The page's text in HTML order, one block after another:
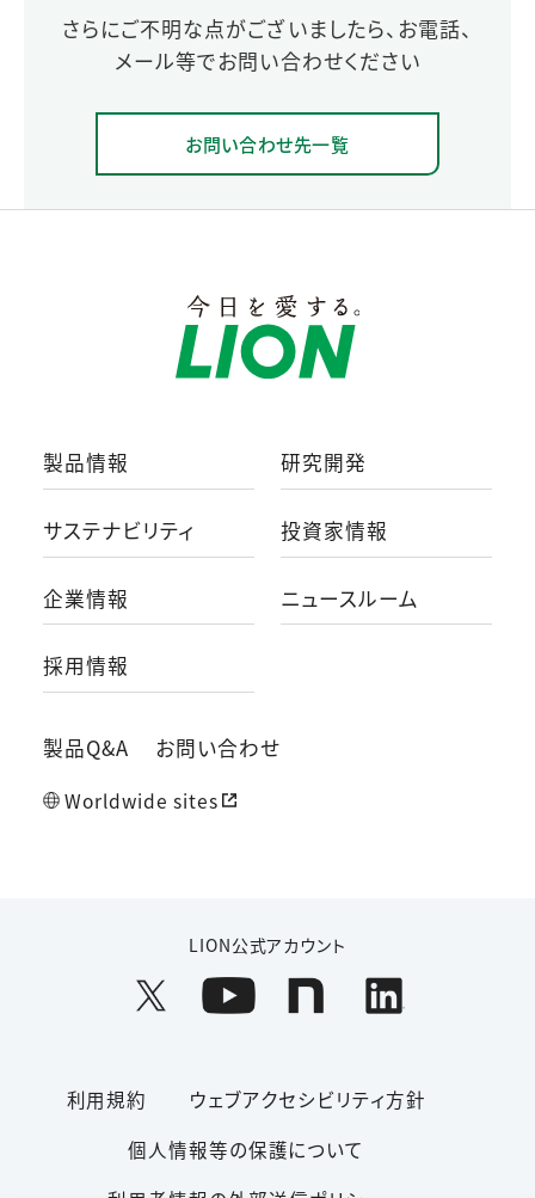
さらにご不明な点がございましたら、お電話、
メール等でお問い合わせください
お問い合わせ先一覧
製品情報 研究開発
サステナビリティ 投資家情報
企業情報 ニュースルーム
採用情報
製品Q&A お問い合わせ
Worldwide sites
LION公式アカウント
利用規約
ウェブアクセシビリティ方針
個人情報等の保護について